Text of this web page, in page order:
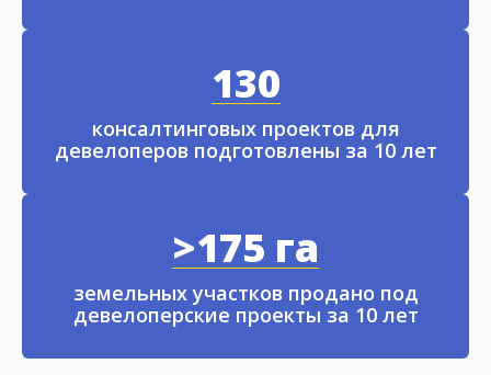
130
консалтинговых проектов для
девелоперов подготовлены за 10 лет
>175 га
земельных участков продано под
девелоперские проекты за 10 лет